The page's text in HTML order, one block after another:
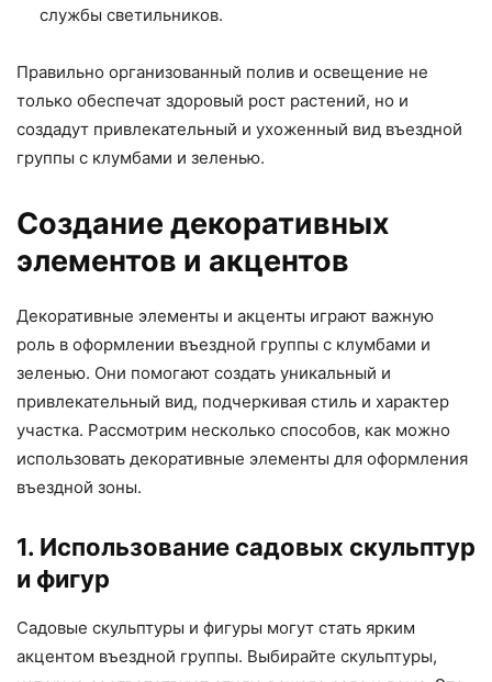
службы светильников.
Правильно организованный полив и освещение не
только обеспечат здоровый рост растений, но и
создадут привлекательный и ухоженный вид въездной
группы с клумбами и зеленью.
Создание декоративных
элементов и акцентов
Декоративные элементы и акценты играют важную
роль в оформлении въездной группы с клумбами и
зеленью. Они помогают создать уникальный и
привлекательный вид, подчеркивая стиль и характер
участка. Рассмотрим несколько способов, как можно
использовать декоративные элементы для оформления
въездной зоны.
1. Использование садовых скульптур
и фигур
Садовые скульптуры и фигуры могут стать ярким
акцентом въездной группы. Выбирайте скульптуры,